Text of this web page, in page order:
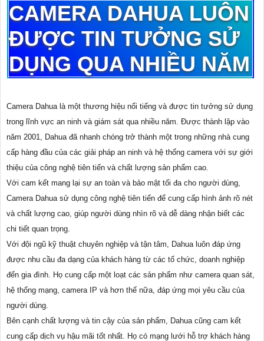
CAMERA DAHUA LUÔN
ĐƯỢC TIN TƯỞNG SỬ
DỤNG QUA NHIỀU NĂM
Camera Dahua là một thương hiệu nổi tiếng và được tin tưởng sử dụng
trong lĩnh vực an ninh và giám sát qua nhiều năm. Được thành lập vào
năm 2001, Dahua đã nhanh chóng trở thành một trong những nhà cung
cấp hàng đầu của các giải pháp an ninh và hệ thống camera với sự giới
thiệu của công nghệ tiên tiến và chất lượng sản phẩm cao.
Với cam kết mang lại sự an toàn và bảo mật tối đa cho người dùng,
Camera Dahua sử dụng công nghệ tiên tiến để cung cấp hình ảnh rõ nét
và chất lượng cao, giúp người dùng nhìn rõ và dễ dàng nhận biết các
chi tiết quan trọng.
Với đội ngũ kỹ thuật chuyên nghiệp và tận tâm, Dahua luôn đáp ứng
được nhu cầu đa dạng của khách hàng từ các tổ chức, doanh nghiệp
đến gia đình. Họ cung cấp một loạt các sản phẩm như camera quan sát,
hệ thống mạng, camera IP và hơn thế nữa, đáp ứng mọi yêu cầu của
người dùng.
Bên cạnh chất lượng và tin cậy của sản phẩm, Dahua cũng cam kết
cung cấp dịch vụ hậu mãi tốt nhất. Họ có mạng lưới hỗ trợ khách hàng